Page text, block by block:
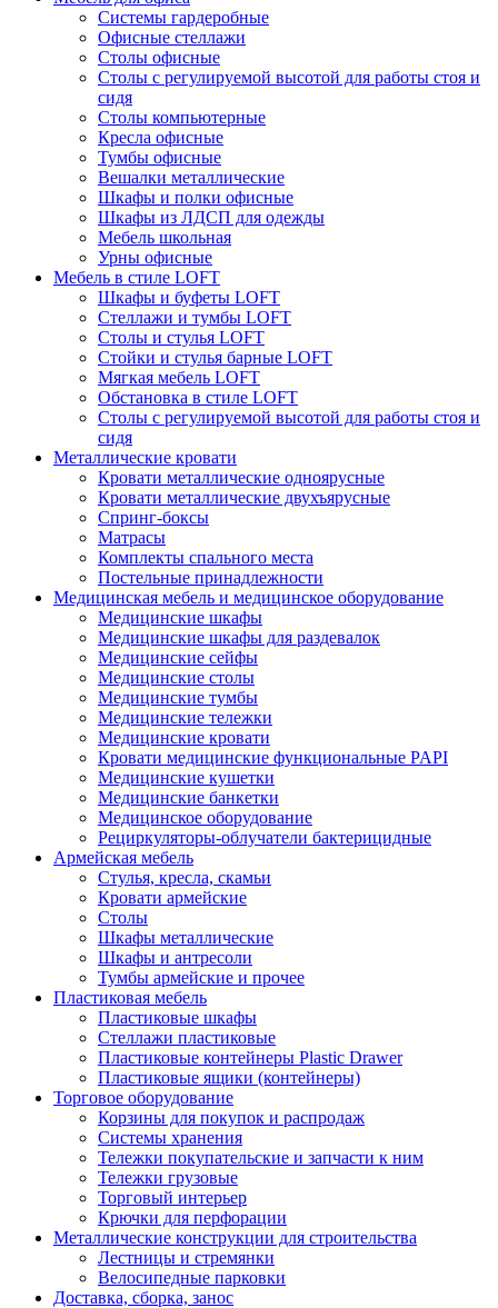
Системы гардеробные
Офисные стеллажи
Столы офисные
Столы с регулируемой высотой для работы стоя и
сидя
Столы компьютерные
Кресла офисные
Тумбы офисные
Вешалки металлические
Шкафы и полки офисные
Шкафы из ЛДСП для одежды
Мебель школьная
Урны офисные
Мебель в стиле LOFT
Шкафы и буфеты LOFT
Стеллажи и тумбы LOFT
Столы и стулья LOFT
Стойки и стулья барные LOFT
Мягкая мебель LOFT
Обстановка в стиле LOFT
Столы с регулируемой высотой для работы стоя и
сидя
Металлические кровати
Кровати металлические одноярусные
Кровати металлические двухъярусные
Спринг-боксы
Матрасы
Комплекты спального места
Постельные принадлежности
Медицинская мебель и медицинское оборудование
Медицинские шкафы
Медицинские шкафы для раздевалок
Медицинские сейфы
Медицинские столы
Медицинские тумбы
Медицинские тележки
Медицинские кровати
Кровати медицинские функциональные PAPI
Медицинские кушетки
Медицинские банкетки
Медицинское оборудование
Рециркуляторы-облучатели бактерицидные
Армейская мебель
Стулья, кресла, скамьи
Кровати армейские
Столы
Шкафы металлические
Шкафы и антресоли
Тумбы армейские и прочее
Пластиковая мебель
Пластиковые шкафы
Стеллажи пластиковые
Пластиковые контейнеры Plastic Drawer
Пластиковые ящики (контейнеры)
Торговое оборудование
Корзины для покупок и распродаж
Системы хранения
Тележки покупательские и запчасти к ним
Тележки грузовые
Торговый интерьер
Крючки для перфорации
Металлические конструкции для строительства
Лестницы и стремянки
Велосипедные парковки
Доставка, сборка, занос